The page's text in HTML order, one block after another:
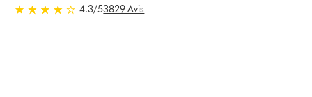
Avis
4.3/53829 Avis